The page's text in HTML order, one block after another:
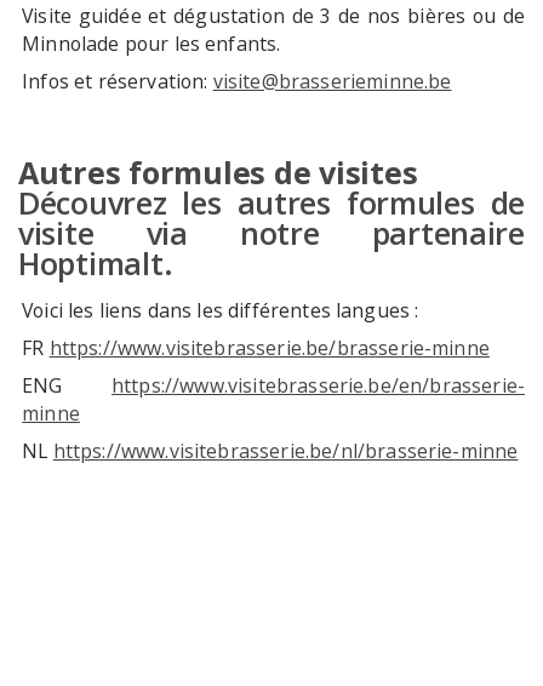
Visite guidée et dégustation de 3 de nos bières ou de
Minnolade pour les enfants.
Infos et réservation: visite@brasserieminne.be
Autres formules de visites
Découvrez les autres formules de
visite via notre partenaire
Hoptimalt.
Voici les liens dans les différentes langues :
FR https://www.visitebrasserie.be/brasserie-minne
ENG https://www.visitebrasserie.be/en/brasserie-
minne
NL https://www.visitebrasserie.be/nl/brasserie-minne